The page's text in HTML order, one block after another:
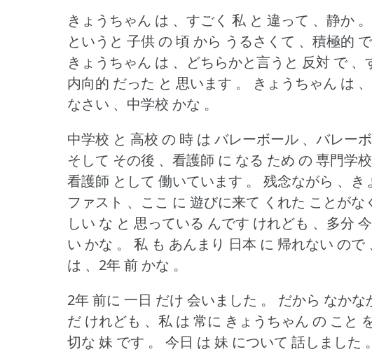
きょうちゃん は 、すごく 私 と 違って 、静か 。
というと 子供 の 頃 から うるさくて 、積極的
きょうちゃん は 、どちらかと言うと 反対 で 、
内向的 だった と 思います 。
きょうちゃん は
なさい 、中学校 かな 。
中学校 と 高校 の 時 は バレーボール 、バレー
そして その後 、看護師 に なる ため の 専門学
看護師 として 働いています 。
残念ながら 、き
ファスト 、ここ に 遊びに来て くれた ことが
しい な と 思っている んです けれども 、多分
い かな 。
私 も あんまり 日本 に 帰れない の
は 、2年 前 かな 。
2年 前に 一日 だけ 会いました 。
だから なかな
だ けれども 、私 は 常に きょうちゃん の こと
切な 妹 です 。
今日 は 妹 について 話しました 。